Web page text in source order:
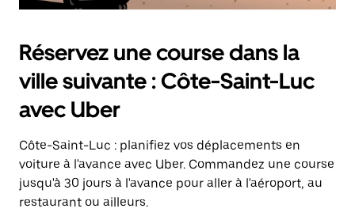
Réservez une course dans la
ville suivante : Côte-Saint-Luc
avec Uber
Côte-Saint-Luc : planifiez vos déplacements en
voiture à l'avance avec Uber. Commandez une course
jusqu'à 30 jours à l'avance pour aller à l'aéroport, au
restaurant ou ailleurs.